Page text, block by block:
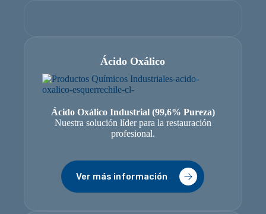
Ácido Oxálico
Ácido Oxálico Industrial (99,6% Pureza)
Nuestra solución líder para la restauración
profesional.
Ver más información